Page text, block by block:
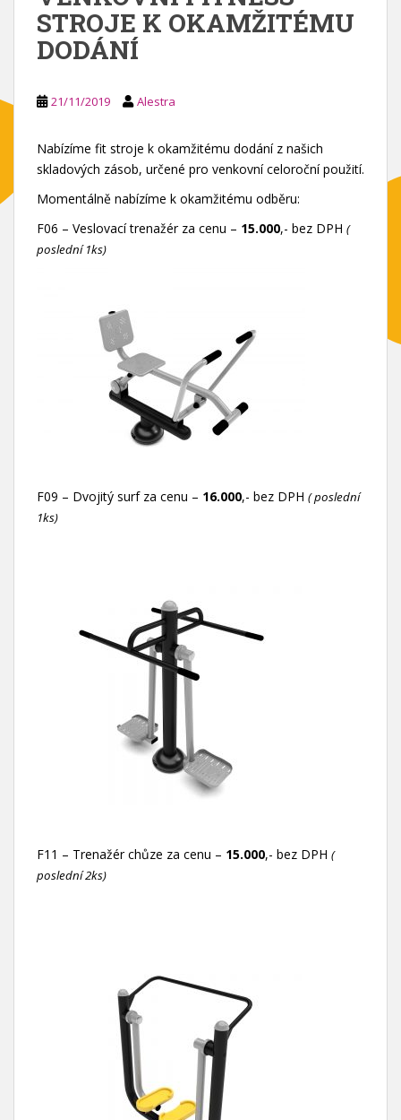
STROJE K OKAMŽITÉMU
DODÁNÍ
21/11/2019 Alestra
Nabízíme fit stroje k okamžitému dodání z našich
skladových zásob, určené pro venkovní celoroční použití.
Momentálně nabízíme k okamžitému odběru:
F06 – Veslovací trenažér za cenu – 15.000,- bez DPH (
poslední 1ks)
F09 – Dvojitý surf za cenu – 16.000,- bez DPH ( poslední
1ks)
F11 – Trenažér chůze za cenu – 15.000,- bez DPH (
poslední 2ks)